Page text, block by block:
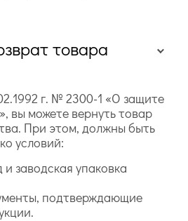
товара
г. № 2300-1 «О защите
вы можете вернуть товар
При этом, должны быть
условий:
заводская упаковка
подтверждающие